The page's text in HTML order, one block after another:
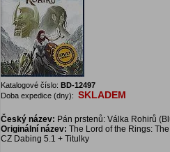
Katalogové číslo: BD-12497
Doba expedice (dny): SKLADEM
Český název: Pán prstenů: Válka Rohirů
Originální název: The Lord of the Rings:
CZ Dabing 5.1 + Titulky